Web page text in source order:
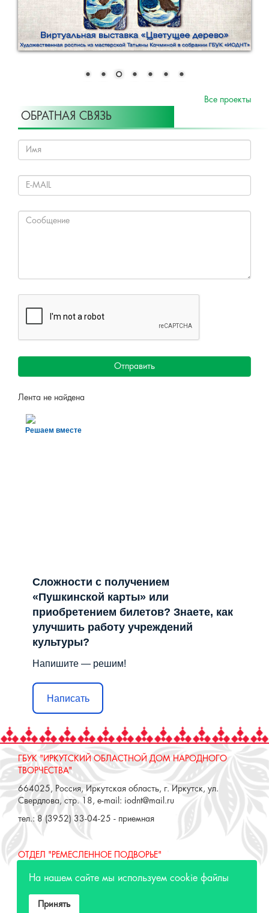
Все проекты
ОБРАТНАЯ СВЯЗЬ
Отправить
Лента не найдена
Решаем вместе
Сложности с получением
«Пушкинской карты» или
приобретением билетов? Знаете, как
улучшить работу учреждений
культуры?
Напишите — решим!
Написать
ГБУК "ИРКУТСКИЙ ОБЛАСТНОЙ ДОМ НАРОДНОГО
ТВОРЧЕСТВА"
664025, Россия, Иркутская область, г. Иркутск, ул.
Свердлова, стр. 18, e-mail: iodnt@mail.ru
тел.: 8 (3952) 33-04-25 - приемная
ОТДЕЛ "РЕМЕСЛЕННОЕ ПОДВОРЬЕ"
664025, Россия, Иркутская область, г. Иркутск, ул. 3 июля,
тел.: 8 (3952) 48-71-30
На нашем сайте мы используем cookie файлы
Принять